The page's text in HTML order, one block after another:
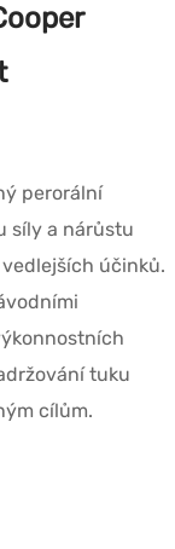
perorální
síly a nárůstu
účinků.
tuku
cílům.